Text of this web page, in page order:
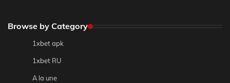
Browse by Category
1xbet apk
1xbet RU
A la une